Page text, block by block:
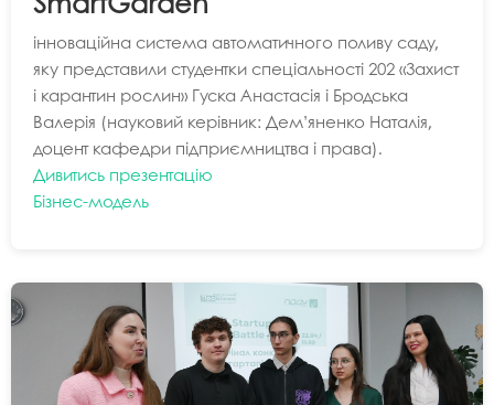
інноваційна система автоматичного поливу саду,
яку представили студентки спеціальності 202 «Захист
і карантин рослин» Гуска Анастасія і Бродська
Валерія (науковий керівник: Дем’яненко Наталія,
доцент кафедри підприємництва і права).
Дивитись презентацію
Бізнес-модель